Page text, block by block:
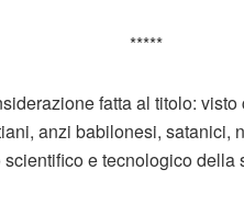
*****
fatta al titolo:
anzi babilonesi, satanici,
e tecnologico